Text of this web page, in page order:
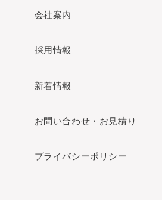
会社案内
採用情報
新着情報
お問い合わせ・お見積り
プライバシーポリシー